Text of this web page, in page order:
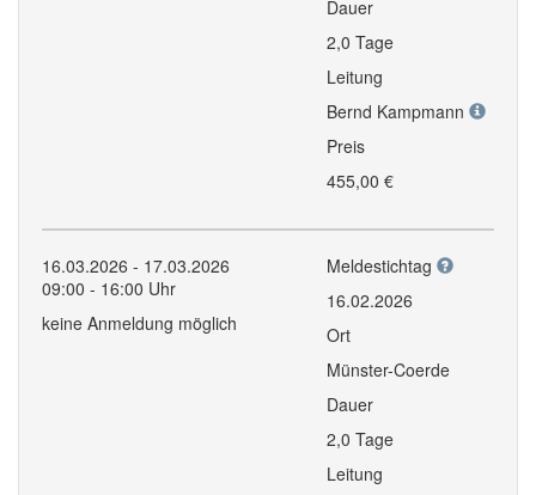
Dauer
2,0 Tage
Leitung
Bernd Kampmann
Preis
455,00 €
16.03.2026 - 17.03.2026
09:00 - 16:00 Uhr
keine Anmeldung möglich
Meldestichtag
16.02.2026
Ort
Münster-Coerde
Dauer
2,0 Tage
Leitung